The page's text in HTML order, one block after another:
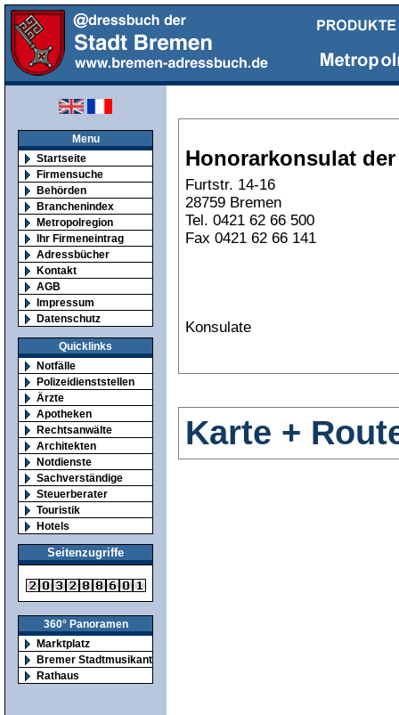
Menu
Startseite
Firmensuche
Behörden
Branchenindex
Metropolregion
Ihr Firmeneintrag
Adressbücher
Kontakt
AGB
Impressum
Datenschutz
Quicklinks
Notfälle
Polizeidienststellen
Ärzte
Apotheken
Rechtsanwälte
Architekten
Notdienste
Sachverständige
Steuerberater
Touristik
Hotels
Seitenzugriffe
360° Panoramen
Marktplatz
Bremer Stadtmusikanten
Rathaus
Honorarkonsulat
Furtstr. 14-16
28759 Bremen
Tel. 0421 62 66 500
Fax 0421 62 66 141
Konsulate
Karte +